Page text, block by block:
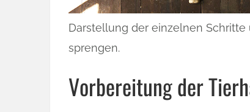
Darstellung der einzelnen
sprengen.
Vorbereitung der